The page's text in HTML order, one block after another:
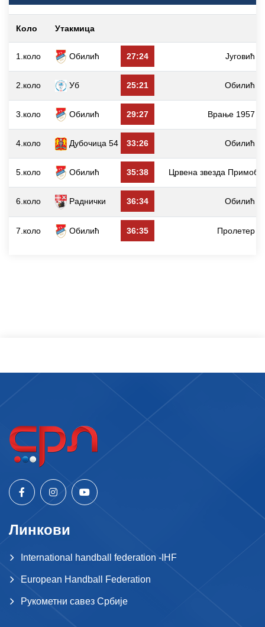
Коло Утакмица
1.коло Обилић 27:24 Југовић
2.коло Уб 25:21 Обилић
3.коло Обилић 29:27 Врање 1957
4.коло Дубочица 54 33:26 Обилић
5.коло Обилић 35:38 Црвена звезда
6.коло Раднички 36:34 Обилић
7.коло Обилић 36:35 Пролетер
Линкови
International handball federation -IHF
European Handball Federation
Рукометни савез Србије